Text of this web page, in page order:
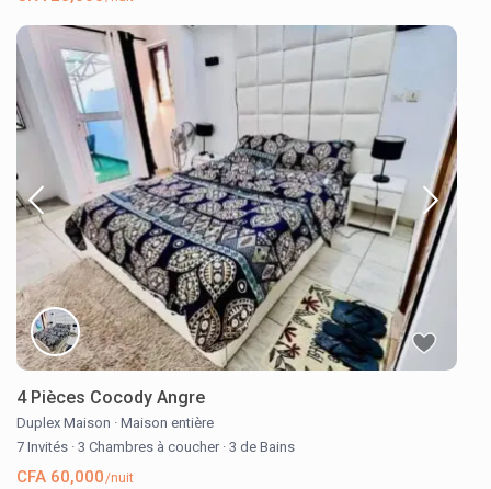
4 Pièces Cocody Angre
Duplex Maison · Maison entière
7 Invités · 3 Chambres à coucher · 3 de Bains
CFA 60,000/nuit